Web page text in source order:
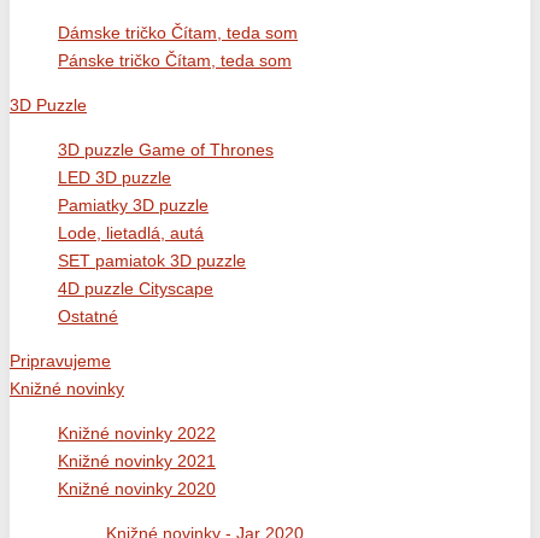
Dámske tričko Čítam, teda som
Pánske tričko Čítam, teda som
3D Puzzle
3D puzzle Game of Thrones
LED 3D puzzle
Pamiatky 3D puzzle
Lode, lietadlá, autá
SET pamiatok 3D puzzle
4D puzzle Cityscape
Ostatné
Pripravujeme
Knižné novinky
Knižné novinky 2022
Knižné novinky 2021
Knižné novinky 2020
Knižné novinky - Jar 2020